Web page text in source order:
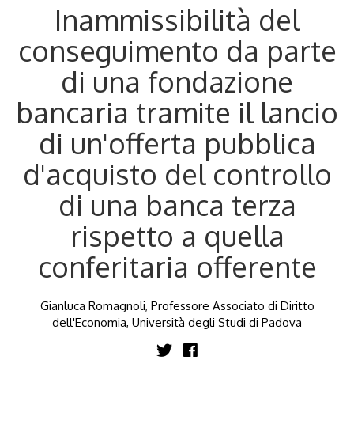
Inammissibilità del
conseguimento da parte
di una fondazione
bancaria tramite il lancio
di un'offerta pubblica
d'acquisto del controllo
di una banca terza
rispetto a quella
conferitaria offerente
Gianluca Romagnoli, Professore Associato di Diritto
dell'Economia, Università degli Studi di Padova